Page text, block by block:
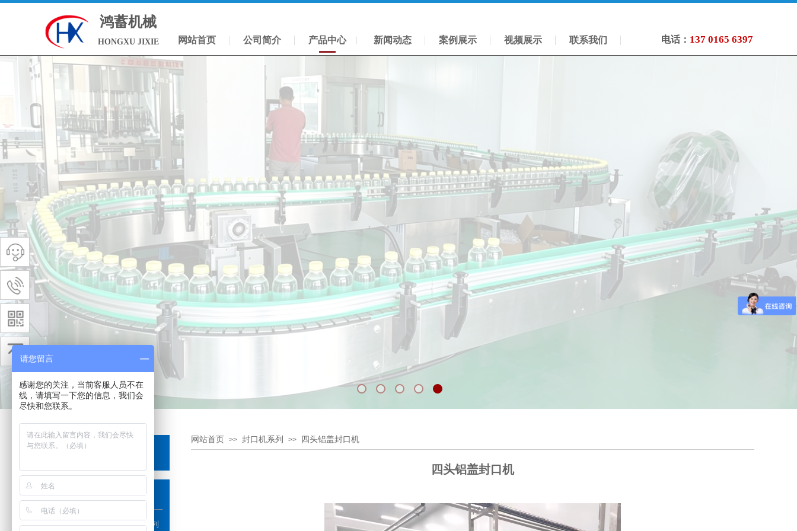
网站首页 >> 封口机系列 >> 四头铝盖封口机
产品分类
四头铝盖封口机
饮料、调味系列
口服液、西林瓶、保健品系列
网站首页 公司简介 产品中心 新闻动态 案例展示 视频展示 联系我们
鸿蓄机械
HONGXU JIXIE 电话： 137 0165 6397
请您留言
感谢您的关注，当前客服人员不在
线，请填写一下您的信息，我们会
尽快和您联系。